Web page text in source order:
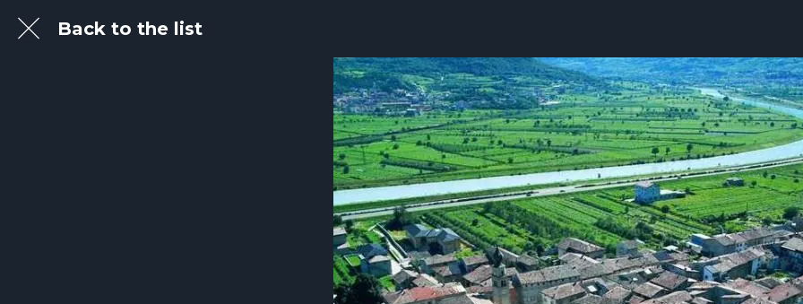
Back to the list